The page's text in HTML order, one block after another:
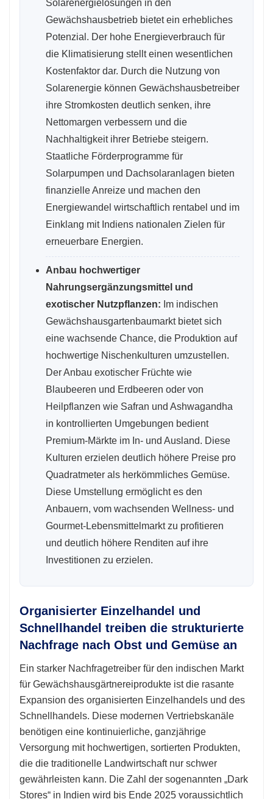
Solarenergielösungen in den
Gewächshausbetrieb bietet ein erhebliches
Potenzial. Der hohe Energieverbrauch für
die Klimatisierung stellt einen wesentlichen
Kostenfaktor dar. Durch die Nutzung von
Solarenergie können Gewächshausbetreiber
ihre Stromkosten deutlich senken, ihre
Nettomargen verbessern und die
Nachhaltigkeit ihrer Betriebe steigern.
Staatliche Förderprogramme für
Solarpumpen und Dachsolaranlagen bieten
finanzielle Anreize und machen den
Energiewandel wirtschaftlich rentabel und im
Einklang mit Indiens nationalen Zielen für
erneuerbare Energien.
Anbau hochwertiger
Nahrungsergänzungsmittel und
exotischer Nutzpflanzen: Im indischen
Gewächshausgartenbaumarkt bietet sich
eine wachsende Chance, die Produktion auf
hochwertige Nischenkulturen umzustellen.
Der Anbau exotischer Früchte wie
Blaubeeren und Erdbeeren oder von
Heilpflanzen wie Safran und Ashwagandha
in kontrollierten Umgebungen bedient
Premium-Märkte im In- und Ausland. Diese
Kulturen erzielen deutlich höhere Preise pro
Quadratmeter als herkömmliches Gemüse.
Diese Umstellung ermöglicht es den
Anbauern, vom wachsenden Wellness- und
Gourmet-Lebensmittelmarkt zu profitieren
und deutlich höhere Renditen auf ihre
Investitionen zu erzielen.
Organisierter Einzelhandel und
Schnellhandel treiben die strukturierte
Nachfrage nach Obst und Gemüse an
Ein starker Nachfragetreiber für den indischen Markt
für Gewächshausgärtnereiprodukte ist die rasante
Expansion des organisierten Einzelhandels und des
Schnellhandels. Diese modernen Vertriebskanäle
benötigen eine kontinuierliche, ganzjährige
Versorgung mit hochwertigen, sortierten Produkten,
die die traditionelle Landwirtschaft nur schwer
gewährleisten kann. Die Zahl der sogenannten „Dark
Stores“ in Indien wird bis Ende 2025 voraussichtlich